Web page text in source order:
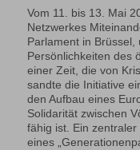
Vom 11. bis 13. Mai
Netzwerkes
Parlament in
Persönlichkeiten des
einer Zeit, die von
sandte die Initiative
den Aufbau eines
Solidarität zwischen
fähig ist. Ein
eines